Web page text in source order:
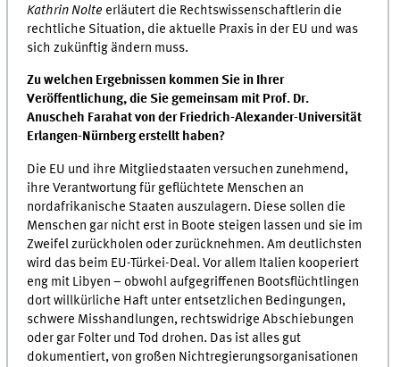
Kathrin Nolte erläutert die Rechtswissenschaftlerin die
rechtliche Situation, die aktuelle Praxis in der EU und was
sich zukünftig ändern muss.
Zu welchen Ergebnissen kommen Sie in Ihrer
Veröffentlichung, die Sie gemeinsam mit Prof. Dr.
Anuscheh Farahat von der Friedrich-Alexander-Universität
Erlangen-Nürnberg erstellt haben?
Die EU und ihre Mitgliedstaaten versuchen zunehmend,
ihre Verantwortung für geflüchtete Menschen an
nordafrikanische Staaten auszulagern. Diese sollen die
Menschen gar nicht erst in Boote steigen lassen und sie im
Zweifel zurückholen oder zurücknehmen. Am deutlichsten
wird das beim EU-Türkei-Deal. Vor allem Italien kooperiert
eng mit Libyen – obwohl aufgegriffenen Bootsflüchtlingen
dort willkürliche Haft unter entsetzlichen Bedingungen,
schwere Misshandlungen, rechtswidrige Abschiebungen
oder gar Folter und Tod drohen. Das ist alles gut
dokumentiert, von großen Nichtregierungsorganisationen